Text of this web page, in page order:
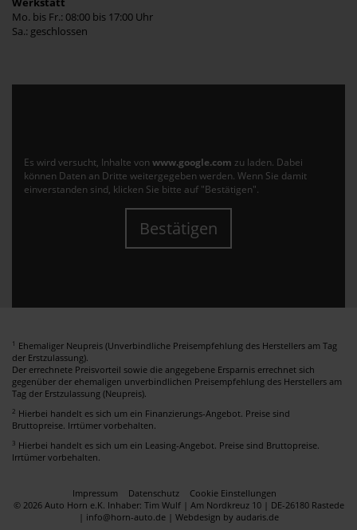
Mo. bis Fr.: 08:00 bis 17:00 Uhr
Sa.: geschlossen
Es wird versucht, Inhalte von www.google.com zu laden. Dabei
können Daten an Dritte weitergegeben werden. Wenn Sie damit
einverstanden sind, klicken Sie bitte auf "Bestätigen".
Bestätigen
1 Ehemaliger Neupreis (Unverbindliche Preisempfehlung des Herstellers am Tag
der Erstzulassung).
Der errechnete Preisvorteil sowie die angegebene Ersparnis errechnet sich
gegenüber der ehemaligen unverbindlichen Preisempfehlung des Herstellers am
Tag der Erstzulassung (Neupreis).
2 Hierbei handelt es sich um ein Finanzierungs-Angebot. Preise sind
Bruttopreise. Irrtümer vorbehalten.
3 Hierbei handelt es sich um ein Leasing-Angebot. Preise sind Bruttopreise.
Irrtümer vorbehalten.
Impressum Datenschutz
Cookie Einstellungen
© 2026 Auto Horn e.K. Inhaber: Tim Wulf | Am Nordkreuz 10 | DE-26180 Rastede
| info@horn-auto.de | Webdesign by audaris.de